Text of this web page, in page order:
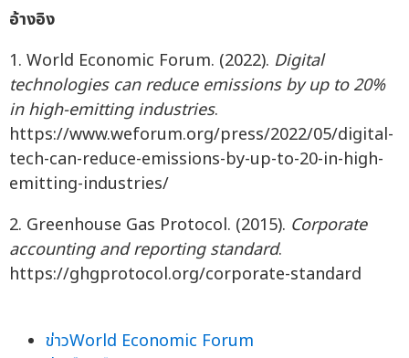
อ้างอิง
1. World Economic Forum. (2022). Digital
technologies can reduce emissions by up to 20%
in high-emitting industries.
https://www.weforum.org/press/2022/05/digital-
tech-can-reduce-emissions-by-up-to-20-in-high-
emitting-industries/
2. Greenhouse Gas Protocol. (2015). Corporate
accounting and reporting standard.
https://ghgprotocol.org/corporate-standard
ข่าวWorld Economic Forum